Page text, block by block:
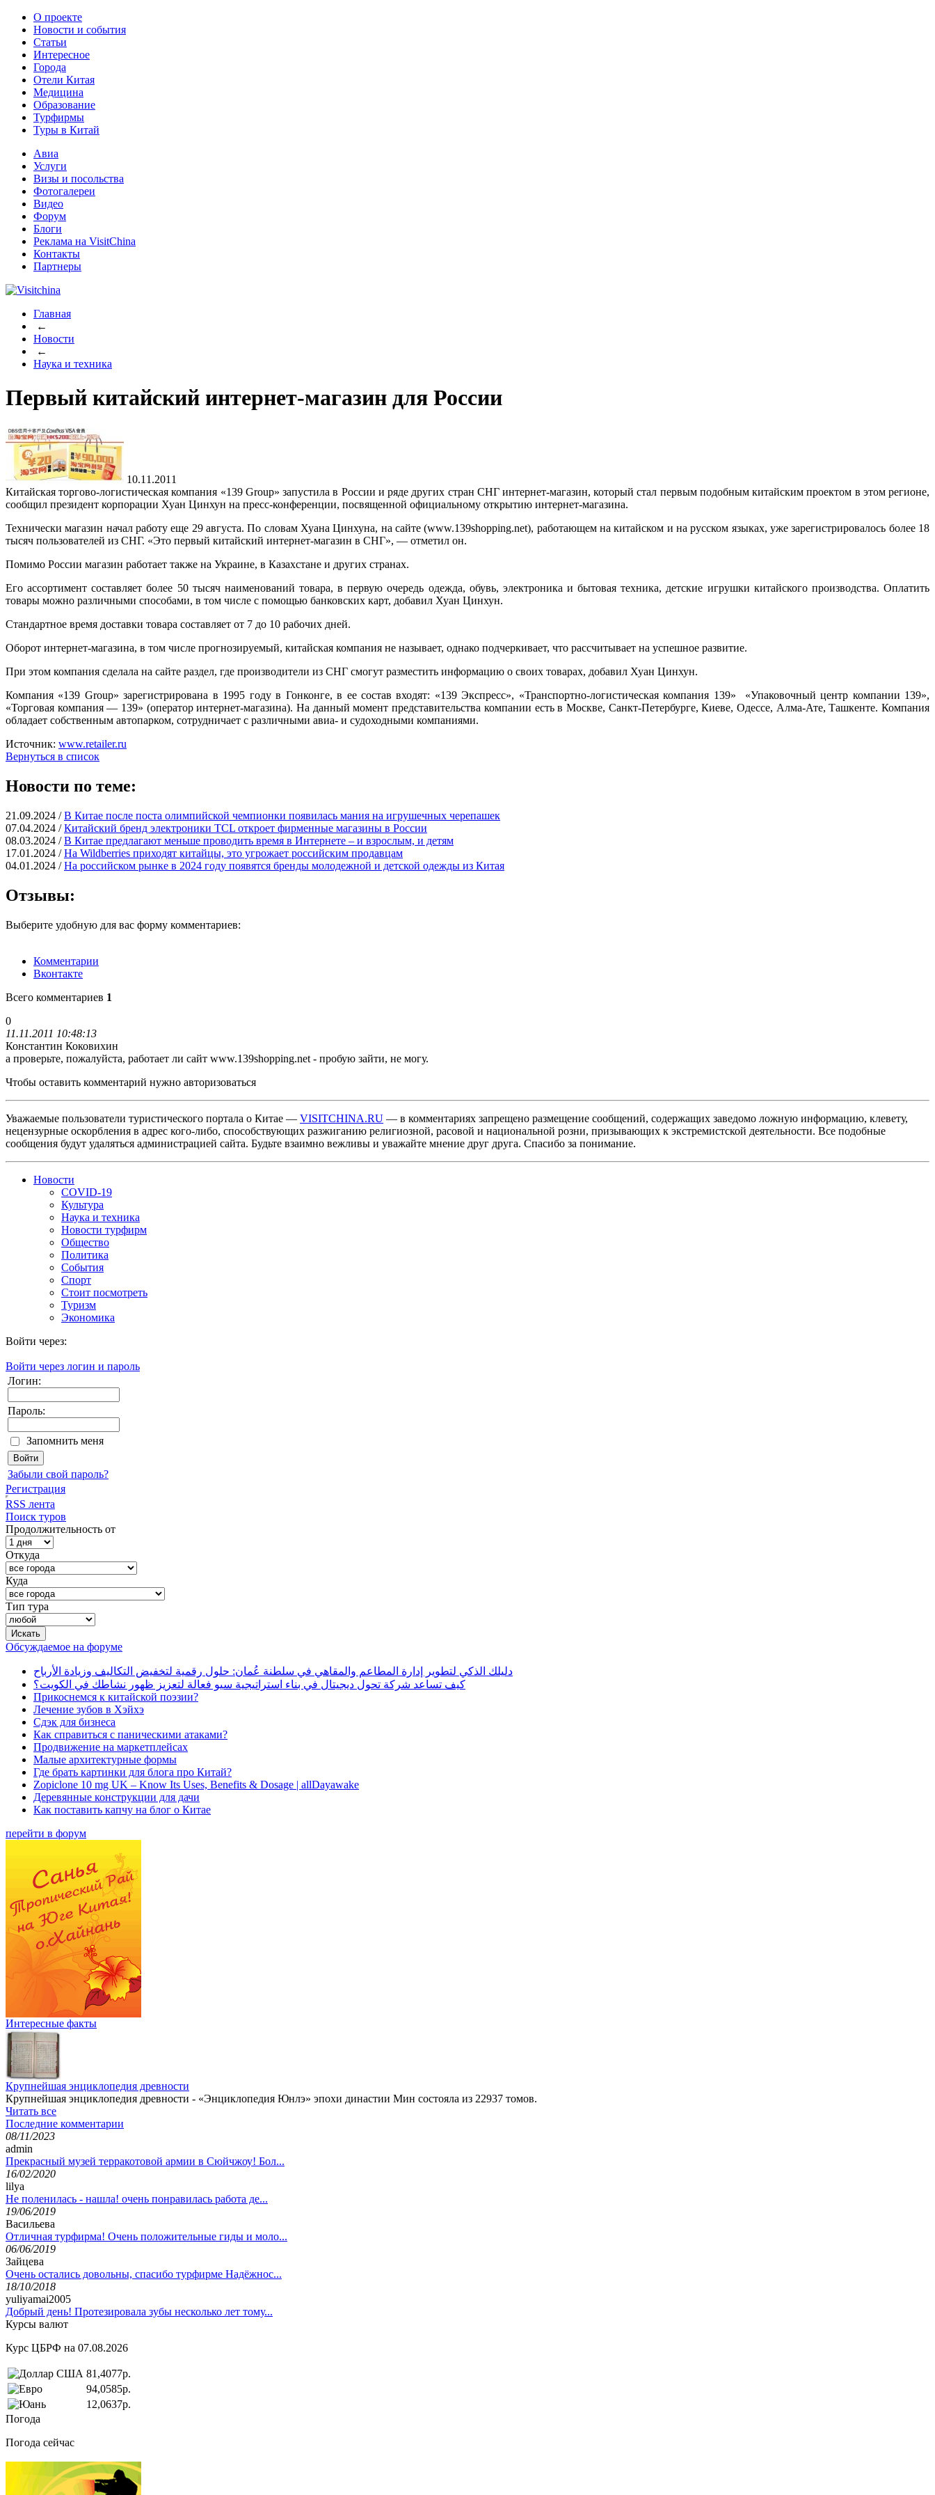
О проекте
Новости и события
Статьи
Интересное
Города
Отели Китая
Медицина
Образование
Турфирмы
Туры в Китай
Авиа
Услуги
Визы и посольства
Фотогалереи
Видео
Форум
Блоги
Реклама на VisitChina
Контакты
Партнеры
Главная
←
Новости
←
Наука и техника
Первый китайский интернет-магазин для России
10.11.2011
Китайская торгово-логистическая компания «139 Group» запустила в России и ряде других стран СНГ интернет-магазин, который стал первым подобным китайским проектом в этом регионе,
сообщил президент корпорации Хуан Цинхун на пресс-конференции, посвященной официальному открытию интернет-магазина.
Технически магазин начал работу еще 29 августа. По словам Хуана Цинхуна, на сайте (www.139shopping.net), работающем на китайском и на русском языках, уже зарегистрировалось более 18
тысяч пользователей из СНГ. «Это первый китайский интернет-магазин в СНГ», — отметил он.
Помимо России магазин работает также на Украине, в Казахстане и других странах.
Его ассортимент составляет более 50 тысяч наименований товара, в первую очередь одежда, обувь, электроника и бытовая техника, детские игрушки китайского производства. Оплатить
товары можно различными способами, в том числе с помощью банковских карт, добавил Хуан Цинхун.
Стандартное время доставки товара составляет от 7 до 10 рабочих дней.
Оборот интернет-магазина, в том числе прогнозируемый, китайская компания не называет, однако подчеркивает, что рассчитывает на успешное развитие.
При этом компания сделала на сайте раздел, где производители из СНГ смогут разместить информацию о своих товарах, добавил Хуан Цинхун.
Компания «139 Group» зарегистрирована в 1995 году в Гонконге, в ее состав входят: «139 Экспресс», «Транспортно-логистическаякомпания 139» «Упаковочный центр компании 139»,
«Торговая компания — 139» (операторинтернет-магазина). На данный момент представительства компании есть в Москве, Санкт-Петербурге, Киеве, Одессе, Алма-Ате, Ташкенте. Компания
обладает собственным автопарком, сотрудничает с различными авиа- и судоходными компаниями.
Источник: www.retailer.ru
Вернуться в список
Новости по теме:
21.09.2024 /В Китае после поста олимпийской чемпионки появилась мания на игрушечных черепашек
07.04.2024 /Китайский бренд электроники TCL откроет фирменные магазины в России
08.03.2024 /В Китае предлагают меньше проводить время в Интернете – и взрослым, и детям
17.01.2024 /На Wildberries приходят китайцы, это угрожает российским продавцам
04.01.2024 /На российском рынке в 2024 году появятся бренды молодежной и детской одежды из Китая
Отзывы:
Выберите удобную для вас форму комментариев:
Комментарии
Вконтакте
Всего комментариев 1
0
11.11.2011 10:48:13
Константин Коковихин
а проверьте, пожалуйста, работает ли сайт www.139shopping.net - пробую зайти, не могу.
Чтобы оставить комментарий нужно авторизоваться
Уважаемые пользователи туристического портала о Китае — VISITCHINA.RU — в комментариях запрещено размещение сообщений, содержащих заведомо ложную информацию, клевету,
нецензурные оскорбления в адрес кого-либо, способствующих разжиганию религиозной, расовой и национальной розни, призывающих к экстремистской деятельности. Все подобные
сообщения будут удаляться администрацией сайта. Будьте взаимно вежливы и уважайте мнение друг друга. Спасибо за понимание.
Новости
COVID-19
Культура
Наука и техника
Новости турфирм
Общество
Политика
События
Спорт
Стоит посмотреть
Туризм
Экономика
Войти через:
Войти через логин и пароль
Логин:
Пароль:
Запомнить меня
Забыли свой пароль?
Регистрация
RSS лента
Поиск туров
Продолжительность от
Откуда
Куда
Тип тура
Обсуждаемое на форуме
دليلك الذكي لتطوير إدارة المطاعم والمقاهي في سلطنة عُمان: حلول رقمية لتخفيض التكاليف وزيادة الأرباح
كيف تساعد شركة تحول ديجيتال في بناء استراتيجية سيو فعالة لتعزيز ظهور نشاطك في الكويت؟
Прикоснемся к китайской поэзии?
Лечение зубов в Хэйхэ
Сдэк для бизнеса
Как справиться с паническими атаками?
Продвижение на маркетплейсах
Малые архитектурные формы
Где брать картинки для блога про Китай?
Zopiclone 10 mg UK – Know Its Uses, Benefits & Dosage | allDayawake
Деревянные конструкции для дачи
Как поставить капчу на блог о Китае
перейти в форум
Интересные факты
Крупнейшая энциклопедия древности
Крупнейшая энциклопедия древности - «Энциклопедия Юнлэ» эпохи династии Мин состояла из 22937 томов.
Читать все
Последние комментарии
08/11/2023
admin
Прекрасный музей терракотовой армии в Сюйчжоу! Бол...
16/02/2020
lilya
Не поленилась - нашла! очень понравилась работа де...
19/06/2019
Васильева
Отличная турфирма! Очень положительные гиды и моло...
06/06/2019
Зайцева
Очень остались довольны, спасибо турфирме Надёжнос...
18/10/2018
yuliyamai2005
Добрый день! Протезировала зубы несколько лет тому...
Курсы валют
Курс ЦБРФ на 07.08.2026
81,4077р.
94,0585р.
12,0637р.
Погода
Погода сейчас